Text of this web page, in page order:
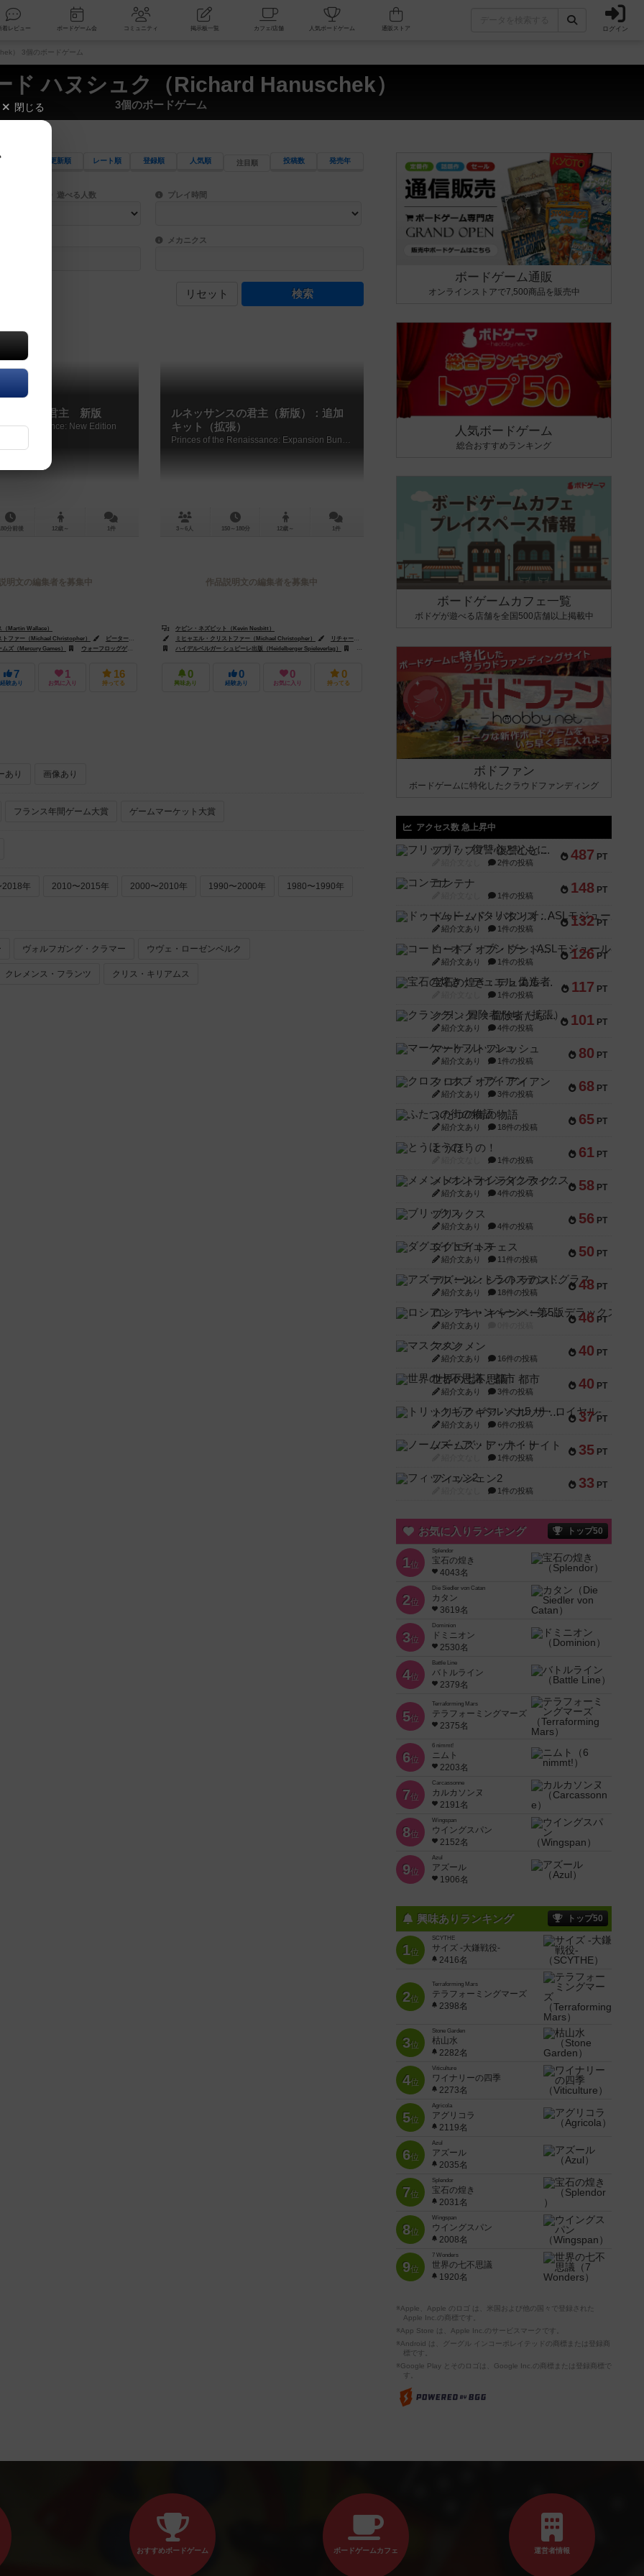
新着レビュー ボードゲーム会 コミュニティ 掲示板一覧 カフェ/店舗 人気ボードゲーム ログイン
） 3個のボードゲーム
ド ハヌシュク（Richard Hanuschek）
3個のボードゲーム
更新順 レート順 登録順 人気順 注目順 投稿数 発売年
ード検索ができます。
索できます。 プレイ対象人数に含まれるボードゲームを指定します。
遊べる人数 目安となる所要時間を指定することができます。マニュアルを読む時間や参加者へのルール説明時間は含まれていないため、初めて
プレイ時間
などモチーフ・ストーリーを指定することができます。直感的にゲームシステムを理解できるよう、中世ファンタジー・クッキング・海賊同士の対決など、ゲームコンセプトを絞
ゲーム性を構成するコアシステムです。主にボードゲームに慣れている方向けの絞込機能です。例えば「ダイスロール」はランダ
メカニクス
リセット
ード・ハヌシュク（Richard Hanuschek）
ルベルガー シュピーレ出版（Heidelberger Spieleverlag）
サンスの君主 新版
Renaissance: New Edition
分前後 12歳～ 1件
明文の編集者を募集中
Martin Wallace）
トファー（Michael Christopher）
ピーター・デニス（Peter Dennis）
リチャード・ハヌシュク（Richard Hanuschek）
ズ（Mercury Games）
ウォーフロッグゲームズ（Warfrog Games） ハイデルベルガー シュピーレ出版（Heidelberger Spieleverlag）
7
経験あり
1
お気に入り
16
持ってる
ルネッサンスの君主（新版）：追加
キット（拡張）
Princes of the Renaissance: Expansion Bundle
3～6人 150～180分 12歳～ 1件
作品説明文の編集者を募集中
ケビン・ネズビット（Kevin Nesbitt）
ミヒャエル・クリストファー（Michael Christopher）
リチャード・ハヌシュク（Richard Hanuschek）
ハイデルベルガー シュピーレ出版（Heidelberger Spieleverlag）
マーキュリー・ゲームズ（Mercury Games）
0
興味あり
0
経験あり
0
お気に入り
0
持ってる
あり 画像あり
フランス年間ゲーム大賞 ゲームマーケット大賞
2018年 2010〜2015年 2000〜2010年 1990〜2000年 1980〜1990年
ヴォルフガング・クラマー ウヴェ・ローゼンベルク
クレメンス・フランツ クリス・キリアムス
ボードゲーム通販
オンラインストアで7,500商品を販売中
人気ボードゲーム
総合おすすめランキング
ボードゲームカフェ一覧
ボドゲが遊べる店舗を全国500店舗以上掲載中
ボドファン
ボードゲームに特化したクラウドファンディング
アクセス数 急上昇中
487 PT
フリップ７：復讐心とともに
2件の投稿
148 PT
コンテナ
1件の投稿
132 PT
ドゥームド・バタリオンズ：ASLモジュール11
紹介文あり 1件の投稿
126 PT
コード・オブ・ブシドー：ASLモジュール8
紹介文あり 1件の投稿
117 PT
宝石の煌き：デュエル 偽造者
1件の投稿
101 PT
クランク! ：冒険者たち（拡張）
紹介文あり 4件の投稿
80 PT
マーケットフレッシュ
紹介文あり 1件の投稿
68 PT
クロス・オブ・アイアン
紹介文あり 3件の投稿
65 PT
ふたつの街の物語
紹介文あり 18件の投稿
61 PT
とうほうの！
1件の投稿
58 PT
メメントオンラインタクティクス
紹介文あり 4件の投稿
56 PT
ブリックス
紹介文あり 4件の投稿
50 PT
ダグエイトチェス
紹介文あり 11件の投稿
48 PT
アズール：シントラのステンドグラス
紹介文あり 18件の投稿
46 PT
ロシアン・キャンペーン：第5版デラックス
紹介文あり
40 PT
マスクメン
紹介文あり 16件の投稿
40 PT
世界の七不思議：都市
紹介文あり 3件の投稿
37 PT
トリックギア - ペルソナ5 ザ・ロイヤル-
紹介文あり 6件の投稿
35 PT
ノームズ・アット・ナイト
1件の投稿
33 PT
フィッシェン2
1件の投稿
お気に入りランキング トップ50
1位
Splendor
宝石の煌き
4043名
2位
Die Siedler von Catan
カタン
3619名
3位
Dominion
ドミニオン
2530名
4位
Battle Line
バトルライン
2379名
5位
Terraforming Mars
テラフォーミングマーズ
2375名
6位
6 nimmt!
ニムト
2203名
7位
Carcassonne
カルカソンヌ
2191名
8位
Wingspan
ウイングスパン
2152名
9位
Azul
アズール
1906名
興味ありランキング トップ50
1位
SCYTHE
サイズ -大鎌戦役-
2416名
2位
Terraforming Mars
テラフォーミングマーズ
2398名
3位
Stone Garden
枯山水
2282名
4位
Viticulture
ワイナリーの四季
2273名
5位
Agricola
アグリコラ
2119名
6位
Azul
アズール
2035名
7位
Splendor
宝石の煌き
2031名
8位
Wingspan
ウイングスパン
2008名
9位
7 Wonders
世界の七不思議
1920名
※Apple、Apple のロゴ は、米国および他の国々で登録された
Apple Inc.の商標です。
※App Store は、Apple Inc.のサービスマークです。
※Android は、グーグル インコーポレイテッドの商標または登録商
標です。
※Google Play とそのロゴは、Google Inc.の商標または登録商標で
す。
閉じる
おすすめボードゲーム ボードゲームカフェ 運営者情報